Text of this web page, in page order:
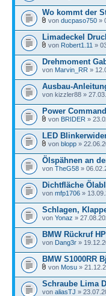
Wo kommt der
von ducpaso750 »
Limadeckel
von Robert1.11 »
Drehmoment
von Marvin_RR »
Ausbau-
von kizzler88 »
Power
von BRIDER »
LED
von blopp »
Ölspähnen an
von TheG58 »
Dichtfläche
von mfp1706 »
Schlagen,
von Yonaz »
BMW Rückruf
von Dang3r »
BMW S1000RR
von Mosu »
Schraube Lima
von aliasTJ »